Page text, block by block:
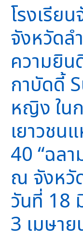
โรงเรีย
จังหวัด
ความยิ
กาบัดดี้
หญิง ใน
เยาวชน
40 “ฉลา
ณ จังหวั
วันที่ 18
3 เมษา